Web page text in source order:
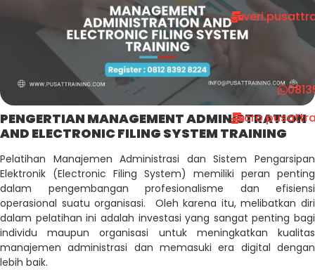
PENGERTIAN MANAGEMENT ADMINISTRATION
AND ELECTRONIC FILING SYSTEM TRAINING
Pelatihan Manajemen Administrasi dan Sistem Pengarsipan
Elektronik (Electronic Filing System) memiliki peran penting
dalam pengembangan profesionalisme dan efisiensi
operasional suatu organisasi. Oleh karena itu, melibatkan diri
dalam pelatihan ini adalah investasi yang sangat penting bagi
individu maupun organisasi untuk meningkatkan kualitas
manajemen administrasi dan memasuki era digital dengan
lebih baik.